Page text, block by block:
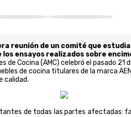
reunión de un comité que
ensayos realizados sobre
de Cocina (AMC) celebró el pasado
de cocina titulares de la marca
calidad.
de todas las partes afectadas: